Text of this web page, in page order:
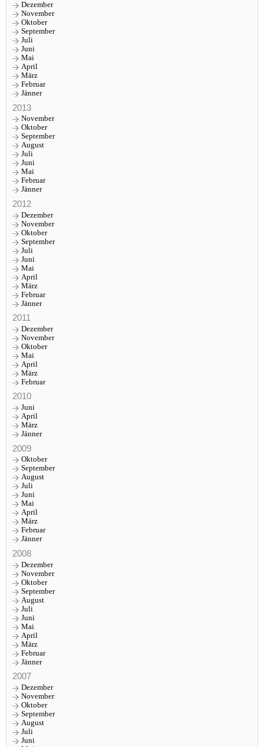
Dezember
November
Oktober
September
Juli
Juni
Mai
April
März
Februar
Jänner
2013
November
Oktober
September
August
Juli
Juni
Mai
Februar
Jänner
2012
Dezember
November
Oktober
September
Juli
Juni
Mai
April
März
Februar
Jänner
2011
Dezember
November
Oktober
Mai
April
März
Februar
2010
Juni
April
März
Jänner
2009
Oktober
September
August
Juli
Juni
Mai
April
März
Februar
Jänner
2008
Dezember
November
Oktober
September
August
Juli
Juni
Mai
April
März
Februar
Jänner
2007
Dezember
November
Oktober
September
August
Juli
Juni